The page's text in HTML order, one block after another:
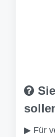
▶ Für